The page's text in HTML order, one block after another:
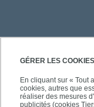
GÉRER LES COOKIES
En cliquant sur « Tout
cookies, autres que
réaliser des mesures
publicités (cookies
PRATIQUE
ACCÈS RAPIDES